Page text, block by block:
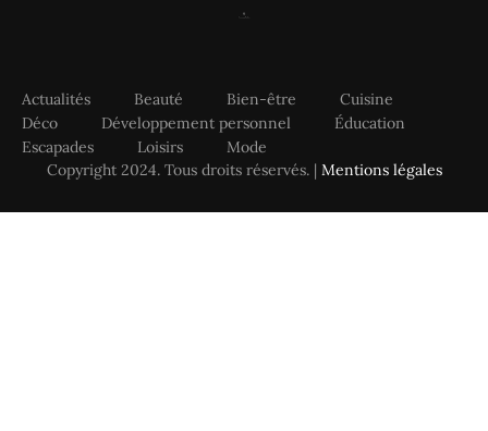
Actualités Beauté Bien-être
Cuisine
Déco
Développement personnel
Éducation
Escapades
Loisirs
Mode
Copyright 2024. Tous droits réservés. | Mentions légales